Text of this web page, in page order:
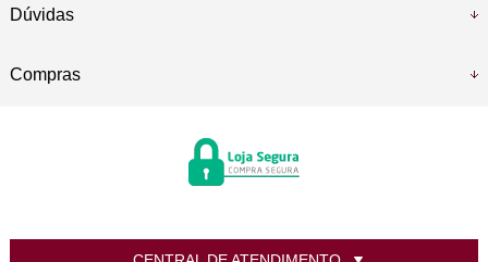
Dúvidas
Compras